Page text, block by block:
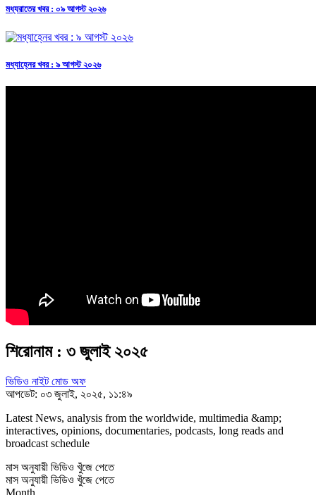
মধ্যরাতের খবর : ০৯ আগস্ট ২০২৬
মধ্যাহ্নের খবর : ৯ আগস্ট ২০২৬
শিরোনাম : ৩ জুলাই ২০২৫
ভিডিও নাইট মোড অফ
আপডেট: ০৩ জুলাই, ২০২৫, ১১:৪৯
Latest News, analysis from the worldwide, multimedia &amp;
interactives, opinions, documentaries, podcasts, long reads and
broadcast schedule
মাস অনুযায়ী ভিডিও খুঁজে পেতে
মাস অনুযায়ী ভিডিও খুঁজে পেতে
Month